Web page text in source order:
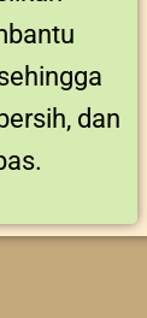
dan